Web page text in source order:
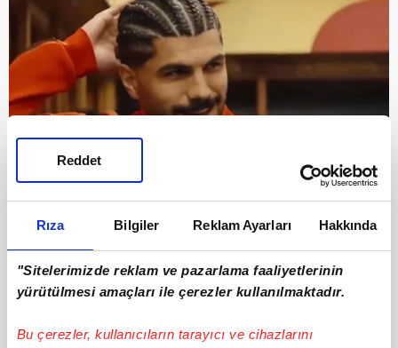
Rıza Bilgiler Reklam Ayarları Hakkında
"Sitelerimizde reklam ve pazarlama faaliyetlerinin
yürütülmesi amaçları ile çerezler kullanılmaktadır.
Bu çerezler, kullanıcıların tarayıcı ve cihazlarını
Reddet
5
Milli futbolcu, mağlubiyetin ardından gelen
aldı.